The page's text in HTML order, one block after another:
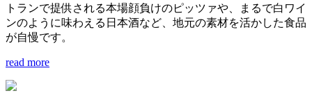
トランで提供される本場顔負けのピッツァや、まるで白ワイ
ンのように味わえる日本酒など、地元の素材を活かした食品
が自慢です。
read more